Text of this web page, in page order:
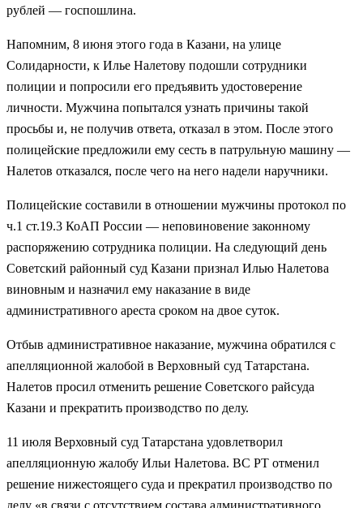
рублей — госпошлина.
Напомним, 8 июня этого года в Казани, на улице
Солидарности, к Илье Налетову подошли сотрудники
полиции и попросили его предъявить удостоверение
личности. Мужчина попытался узнать причины такой
просьбы и, не получив ответа, отказал в этом. После этого
полицейские предложили ему сесть в патрульную машину —
Налетов отказался, после чего на него надели наручники.
Полицейские составили в отношении мужчины протокол по
ч.1 ст.19.3 КоАП России — неповиновение законному
распоряжению сотрудника полиции. На следующий день
Советский районный суд Казани признал Илью Налетова
виновным и назначил ему наказание в виде
административного ареста сроком на двое суток.
Отбыв административное наказание, мужчина обратился с
апелляционной жалобой в Верховный суд Татарстана.
Налетов просил отменить решение Советского райсуда
Казани и прекратить производство по делу.
11 июля Верховный суд Татарстана удовлетворил
апелляционную жалобу Ильи Налетова. ВС РТ отменил
решение нижестоящего суда и прекратил производство по